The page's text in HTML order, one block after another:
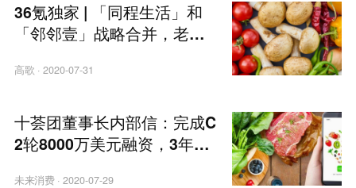
36氪独家 | 「同程生活」和
「邻邻壹」战略合并，老股
高歌 · 2020-07-31
十荟团董事长内部信：完成C
2轮8000万美元融资，3年内
未来消费· 2020-07-29